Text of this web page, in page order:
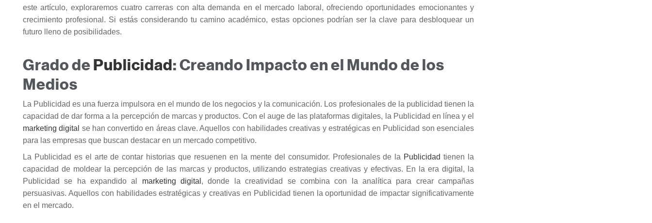
este artículo, exploraremos cuatro carreras con alta demanda en el mercado laboral, ofreciendo oportunidades emocionantes y
crecimiento profesional. Si estás considerando tu camino académico, estas opciones podrían ser la clave para desbloquear un
futuro lleno de posibilidades.
Grado dePublicidad: Creando Impacto en el Mundo de los
Medios
La Publicidad es una fuerza impulsora en el mundo de los negocios y la comunicación. Los profesionales de la publicidad tienen la
capacidad de dar forma a la percepción de marcas y productos. Con el auge de las plataformas digitales, la Publicidad en línea y el
marketing digital se han convertido en áreas clave. Aquellos con habilidades creativas y estratégicas en Publicidad son esenciales
para las empresas que buscan destacar en un mercado competitivo.
La Publicidad es el arte de contar historias que resuenen en la mente del consumidor. Profesionales de la Publicidadtienen la
capacidad de moldear la percepción de las marcas y productos, utilizando estrategias creativas y efectivas. En la era digital, la
Publicidad se ha expandido al marketing digital , donde la creatividad se combina con la analítica para crear campañas
persuasivas. Aquellos con habilidades estratégicas y creativas en Publicidad tienen la oportunidad de impactar significativamente
en el mercado.